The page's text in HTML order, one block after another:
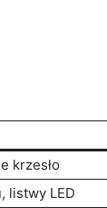
krzesło
listwy LED